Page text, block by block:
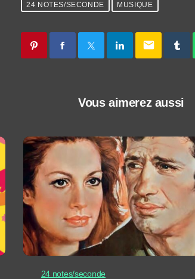
24 NOTES/SECONDE MUSIQUE
email
Vous aimerez aussi
24 notes/seconde